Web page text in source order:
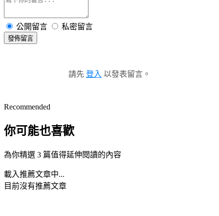
公開留言 私密留言
發佈留言
請先 登入 以發表留言。
Recommended
你可能也喜歡
為你精選 3 篇值得延伸閱讀的內容
載入推薦文章中...
目前沒有推薦文章